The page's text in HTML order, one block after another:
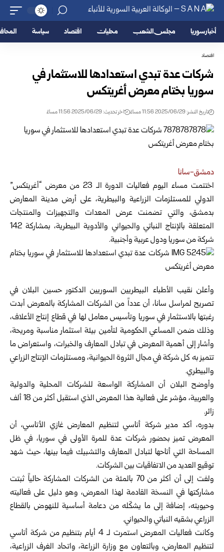
أخبار سوريا مجلس الشعب محليات اقتصاد سياسة
اقتصاد
شركات عدة تبدي استعدادها للاستثمار في
سوريا بختام معرض أغريتكس
تاريخ النشر: 2025/06/29 11:56 مساءً اخر تحديث: 2025/06/29 11:56 مساءً
دمشق-سانا
اختتمت مساء اليوم فعاليات الدورة الـ 23 من معرض “أغريتكس”
الدولي للمستلزمات الزراعية والبيطرية، على أرض مدينة المعارض
بدمشق، والتي تضمنت عرض المعدات والتجهيزات والمنتجات
المتعلقة بالإنتاج النباتي والحيواني والأدوية البيطرية، بمشاركة 142
شركة من سوريا ودول عربية وأجنبية.
وأعلن نقيب الأطباء البيطريين السوريين الدكتور حسين البلان في
تصريح لمراسل سانا، أن عدداً من الشركات المشاركة بالمعرض أبدت
رغبتها بالاستثمار في سوريا وتأسيس معامل لها في قطاع إنتاج الأعلاف،
وذلك ضمن المساعي الحكومية لتأمين بيئة استثمار مناسبة ومريحة،
وأشار إلى أهمية المعرض في تبادل المعارف والخبرات، واستعراض ما
تتميز به كل شركة في مجال الثروة الحيوانية، ومستلزمات الإنتاج الزراعي
والبيطري.
وأوضح البلان أن المشاركة الواسعة للشركات المحلية والدولية
والعربية، مؤشر على فعالية هذا المعرض الذي استقبل أكثر من 18 ألف
زائر.
بدوره، أكد مدير شركة أتاسي لتنظيم المعارض غازي الأتاسي، أن
المعرض تميز بحضور شركات عدة للمرة الأولى في سوريا، في ظل
المساحة التي أتاحها لتبادل المعارف والتشبيك فيما بينها، حيث شهد
توقيع العديد من الاتفاقيات بين الشركات.
ولفت إلى أن أكثر من 70 بالمئة من الشركات المشاركة حالياً ثبتت
مشاركتها في النسخة القادمة لهذا المعرض، وهو دليل على فعاليته
وحيويته، إضافة إلى ما يشكّله من دعامة أساسية للنهوض بالقطاع
الزراعي بشقيه النباتي والحيواني.
وكانت فعاليات المعرض استمرت لـ 4 أيام بتنظيم من شركة أتاسي
لتنظيم المعارض، وبالتعاون مع وزارة الزراعة، واتحاد الغرف الزراعية،